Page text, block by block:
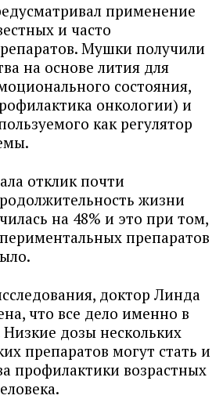
применение
и часто
Мушки получили
на основе лития для
состояния,
онкологии) и
как регулятор
отклик почти
жизни
на 48% и это при том,
препаратов
доктор Линда
что все дело именно в
дозы нескольких
препаратов могут стать и
профилактики возрастных